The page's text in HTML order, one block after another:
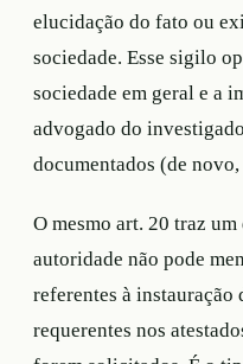
elucidação do fato ou
sociedade. Esse sigilo
sociedade em geral e a
advogado do
documentados (de
O mesmo art. 20 traz
autoridade não pode
referentes à
requerentes nos